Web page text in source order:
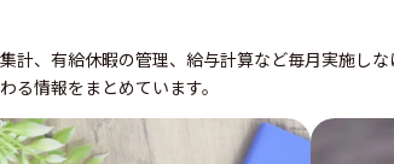
計、有給休暇の管理、給与計算など毎月実施し
る情報をまとめています。